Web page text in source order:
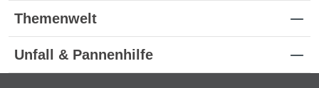
Themenwelt
Unfall & Pannenhilfe